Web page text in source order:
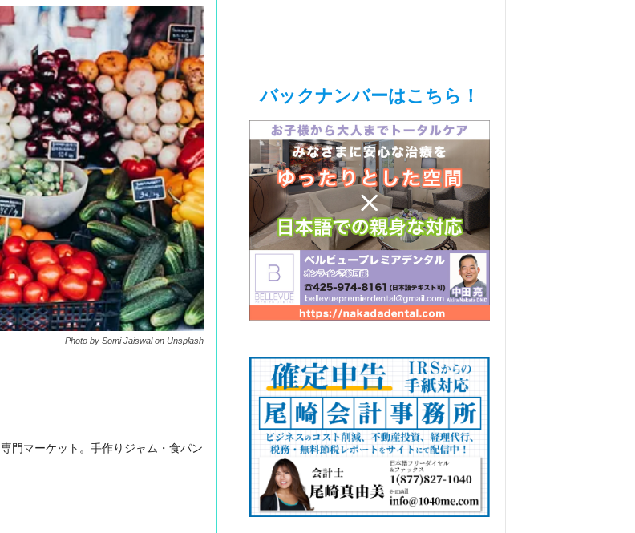
Photo by Somi Jaiswal on Unsplash
門マーケット。手作りジャム・食パン
バックナンバーはこちら！